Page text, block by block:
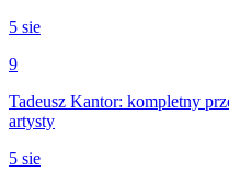
5 sie
9
Tadeusz Kantor: kompletny
artysty
5 sie